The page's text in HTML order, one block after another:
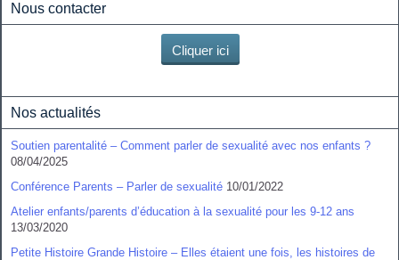
Nous contacter
Cliquer ici
Nos actualités
Soutien parentalité – Comment parler de sexualité avec nos enfants ?
08/04/2025
Conférence Parents – Parler de sexualité 10/01/2022
Atelier enfants/parents d’éducation à la sexualité pour les 9-12 ans
13/03/2020
Petite Histoire Grande Histoire – Elles étaient une fois, les histoires de